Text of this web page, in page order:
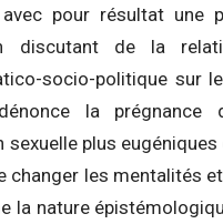
pour résultat une
discutant de la
socio-politique sur
la prégnance
plus eugéniques
changer les mentalités
la nature